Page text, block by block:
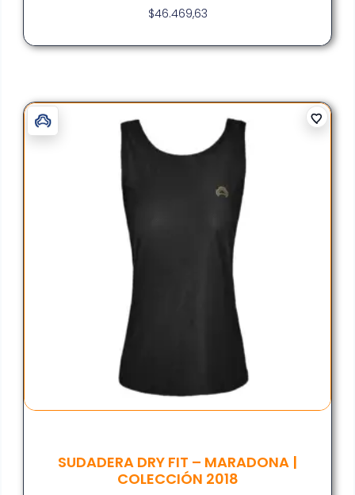
$46.469,63
SUDADERA DRY FIT – MARADONA |
COLECCIÓN 2018